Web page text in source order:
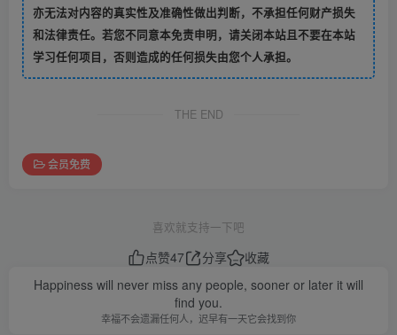
亦无法对内容的真实性及准确性做出判断，不承担任何财产损失
和法律责任。若您不同意本免责申明，请关闭本站且不要在本站
学习任何项目，否则造成的任何损失由您个人承担。
THE END
会员免费
喜欢就支持一下吧
点赞47 分享
收藏
Happiness will never miss any people, sooner or later it will
find you.
幸福不会遗漏任何人，迟早有一天它会找到你